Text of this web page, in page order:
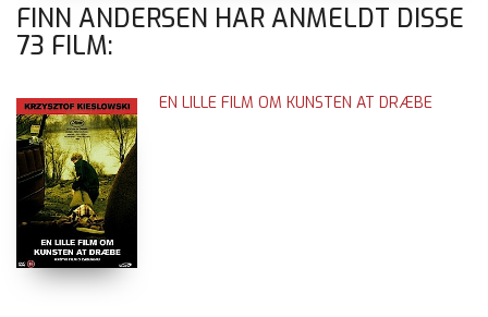
FINN ANDERSEN HAR ANMELDT DISSE
73 FILM:
EN LILLE FILM OM KUNSTEN AT DRÆBE